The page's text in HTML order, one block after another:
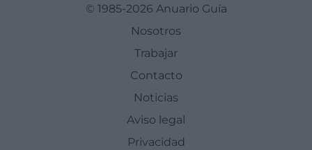
© 1985-2026 Anuario Guía
Nosotros
Trabajar
Contacto
Noticias
Aviso legal
Privacidad